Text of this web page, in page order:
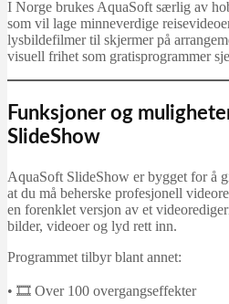
I Norge brukes AquaSoft særlig av
som vil lage minneverdige
lysbildefilmer til skjermer på
visuell frihet som gratisprogrammer
Funksjoner og
SlideShow
AquaSoft SlideShow er bygget for å
at du må beherske profesjonell
en forenklet versjon av et
bilder, videoer og lyd rett inn.
Programmet tilbyr blant annet:
• 🎞 Over 100 overgangseffekter